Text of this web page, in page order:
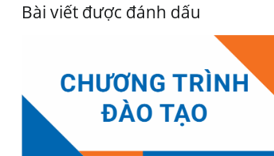
Bài viết được đánh dấu